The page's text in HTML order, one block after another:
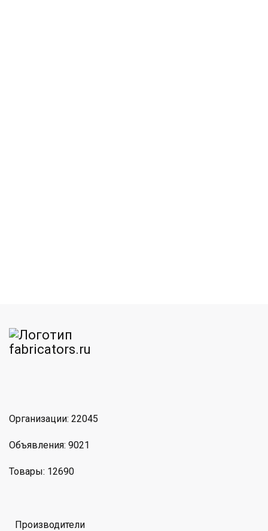
Организации: 22045
Объявления: 9021
Товары: 12690
Производители